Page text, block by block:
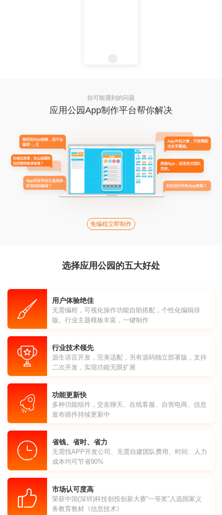
你可能遇到的问题
应用公园App制作平台帮你解决
免编程立即制作
选择应用公园的五大好处
用户体验绝佳
无需编程，可视化操作功能自助搭配，个性化编辑排
版。行业主题模板丰富，一键制作
行业技术领先
源生语言开发，完美适配，另有源码独立部署版，支持
二次开发，实现功能无限扩展
功能更新快
多种功能组件，交友聊天、在线客服、自营电商、信息
发布插件持续更新中
省钱、省时、省力
无需找APP开发公司、无需自建团队费用、时间、人力
成本均可节省90%
市场认可度高
荣获中国(深圳)科技创投创新大赛“一等奖”入选国家义
务教育教材《信息技术》